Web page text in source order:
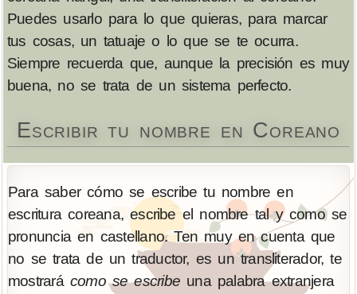
Puedes usarlo para lo que quieras, para marcar
tus cosas, un tatuaje o lo que se te ocurra.
Siempre recuerda que, aunque la precisión es muy
buena, no se trata de un sistema perfecto.
Escribir tu nombre en Coreano
Para saber cómo se escribe tu nombre en
escritura coreana, escribe el nombre tal y como se
pronuncia en castellano. Ten muy en cuenta que
no se trata de un traductor, es un transliterador, te
mostrará como se escribe una palabra extranjera